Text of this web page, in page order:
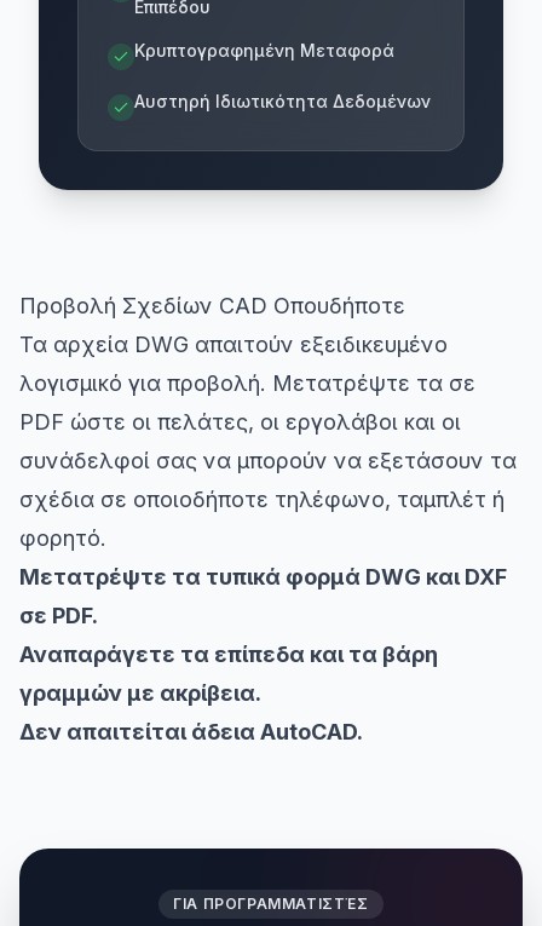
Επιπέδου
Κρυπτογραφημένη Μεταφορά
Αυστηρή Ιδιωτικότητα Δεδομένων
Προβολή Σχεδίων CAD Οπουδήποτε
Τα αρχεία DWG απαιτούν εξειδικευμένο
λογισμικό για προβολή. Μετατρέψτε τα σε
PDF ώστε οι πελάτες, οι εργολάβοι και οι
συνάδελφοί σας να μπορούν να εξετάσουν τα
σχέδια σε οποιοδήποτε τηλέφωνο, ταμπλέτ ή
φορητό.
Μετατρέψτε τα τυπικά φορμά DWG και DXF
σε PDF.
Αναπαράγετε τα επίπεδα και τα βάρη
γραμμών με ακρίβεια.
Δεν απαιτείται άδεια AutoCAD.
ΓΙΑ ΠΡΟΓΡΑΜΜΑΤΙΣΤΈΣ